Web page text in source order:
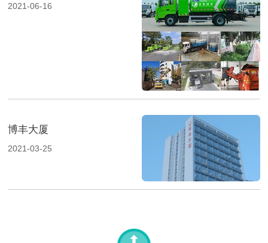
2021-06-16
博丰大厦
2021-03-25